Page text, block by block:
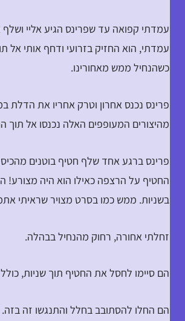
עמדתי קפואה עד שפרינס הגיע אליי ושלף
עמדתי, הוא החזיק בזרועי ודחף אותי אל
כשהנחיל ממש מאחורינו.
פרינס נכנס אחרון וטרק אחריו את הדלת
מהיצורים המעופפים האלה נכנסו אל תוך
פרינס ברגע אחד שלף חטיף בוטנים
החטיף על הרצפה כאילו הוא היה מצורע!
בשניות. ממש כמו בסרט מצויר שראיתי
זחלתי אחורה, רחוק מהנחיל בבהלה.
הם סיימו לחסל את החטיף תוך שניות,
הם החלו להסתובב בחלל והתנגשו זה